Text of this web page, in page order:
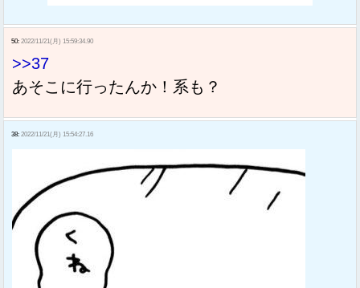
50: 2022/11/21(月) 15:59:34.90
>>37
あそこに行ったんか！系も？
38: 2022/11/21(月) 15:54:27.16